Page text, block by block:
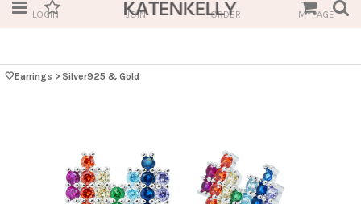
LOGIN JOIN ORDER MYPAGE
🤍Earrings > Silver925 & Gold